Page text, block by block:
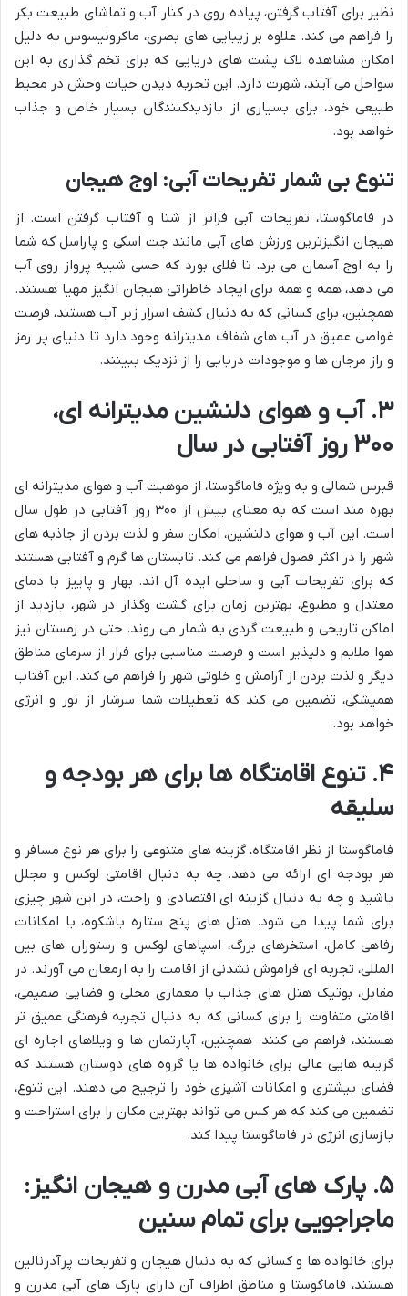
نظیر برای آفتاب گرفتن، پیاده روی در کنار آب و تماشای طبیعت بکر
را فراهم می کند. علاوه بر زیبایی های بصری، ماکرونیسوس به دلیل
امکان مشاهده لاک پشت های دریایی که برای تخم گذاری به این
سواحل می آیند، شهرت دارد. این تجربه دیدن حیات وحش در محیط
طبیعی خود، برای بسیاری از بازدیدکنندگان بسیار خاص و جذاب
خواهد بود.
تنوع بی شمار تفریحات آبی: اوج هیجان
در فاماگوستا، تفریحات آبی فراتر از شنا و آفتاب گرفتن است. از
هیجان انگیزترین ورزش های آبی مانند جت اسکی و پاراسل که شما
را به اوج آسمان می برد، تا فلای بورد که حسی شبیه پرواز روی آب
می دهد، همه و همه برای ایجاد خاطراتی هیجان انگیز مهیا هستند.
همچنین، برای کسانی که به دنبال کشف اسرار زیر آب هستند، فرصت
غواصی عمیق در آب های شفاف مدیترانه وجود دارد تا دنیای پر رمز
و راز مرجان ها و موجودات دریایی را از نزدیک ببینند.
۳. آب و هوای دلنشین مدیترانه ای،
۳۰۰ روز آفتابی در سال
قبرس شمالی و به ویژه فاماگوستا، از موهبت آب و هوای مدیترانه ای
بهره مند است که به معنای بیش از ۳۰۰ روز آفتابی در طول سال
است. این آب و هوای دلنشین، امکان سفر و لذت بردن از جاذبه های
شهر را در اکثر فصول فراهم می کند. تابستان ها گرم و آفتابی هستند
که برای تفریحات آبی و ساحلی ایده آل اند. بهار و پاییز با دمای
معتدل و مطبوع، بهترین زمان برای گشت وگذار در شهر، بازدید از
اماکن تاریخی و طبیعت گردی به شمار می روند. حتی در زمستان نیز
هوا ملایم و دلپذیر است و فرصت مناسبی برای فرار از سرمای مناطق
دیگر و لذت بردن از آرامش و خلوتی شهر را فراهم می کند. این آفتاب
همیشگی، تضمین می کند که تعطیلات شما سرشار از نور و انرژی
خواهد بود.
۴. تنوع اقامتگاه ها برای هر بودجه و
سلیقه
فاماگوستا از نظر اقامتگاه، گزینه های متنوعی را برای هر نوع مسافر و
هر بودجه ای ارائه می دهد. چه به دنبال اقامتی لوکس و مجلل
باشید و چه به دنبال گزینه ای اقتصادی و راحت، در این شهر چیزی
برای شما پیدا می شود. هتل های پنج ستاره باشکوه، با امکانات
رفاهی کامل، استخرهای بزرگ، اسپاهای لوکس و رستوران های بین
المللی، تجربه ای فراموش نشدنی از اقامت را به ارمغان می آورند. در
مقابل، بوتیک هتل های جذاب با معماری محلی و فضایی صمیمی،
اقامتی متفاوت را برای کسانی که به دنبال تجربه فرهنگی عمیق تر
هستند، فراهم می کنند. همچنین، آپارتمان ها و ویلاهای اجاره ای
گزینه هایی عالی برای خانواده ها یا گروه های دوستان هستند که
فضای بیشتری و امکانات آشپزی خود را ترجیح می دهند. این تنوع،
تضمین می کند که هر کس می تواند بهترین مکان را برای استراحت و
بازسازی انرژی در فاماگوستا پیدا کند.
۵. پارک های آبی مدرن و هیجان انگیز:
ماجراجویی برای تمام سنین
برای خانواده ها و کسانی که به دنبال هیجان و تفریحات پرآدرنالین
هستند، فاماگوستا و مناطق اطراف آن دارای پارک های آبی مدرن و